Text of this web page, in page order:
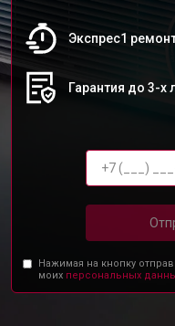
Экспрес1
Гарантия до 3-х
Нажимая на кнопку
моих персональных